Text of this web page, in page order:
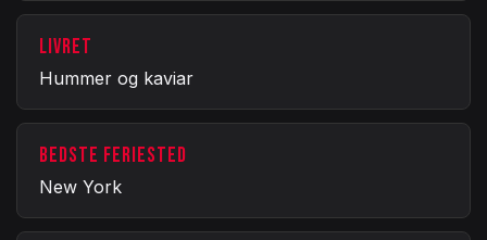
LIVRET
Hummer og kaviar
BEDSTE FERIESTED
New York